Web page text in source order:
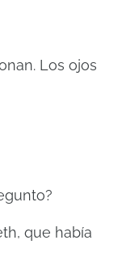
Los ojos
que había